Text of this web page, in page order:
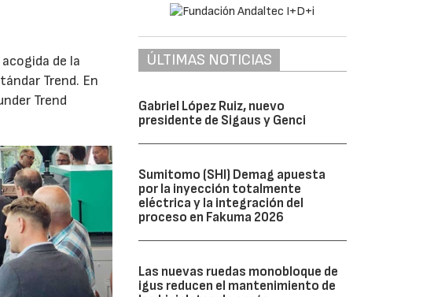
de la
Trend. En
Trend
ÚLTIMAS NOTICIAS
Gabriel López Ruiz, nuevo
presidente de Sigaus y Genci
Sumitomo (SHI) Demag apuesta
por la inyección totalmente
eléctrica y la integración del
proceso en Fakuma 2026
Las nuevas ruedas monobloque de
igus reducen el mantenimiento de